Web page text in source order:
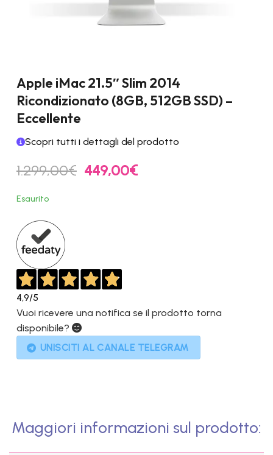
Apple iMac 21.5″ Slim 2014
Ricondizionato (8GB, 512GB SSD) –
Eccellente
Scopri tutti i dettagli del prodotto
1.299,00€ Il
prezzo
449,00€Il
Esaurito
4,9/5
Vuoi ricevere una notifica se il prodotto torna
disponibile?
UNISCITI AL CANALE TELEGRAM
Maggiori informazioni sul prodotto: